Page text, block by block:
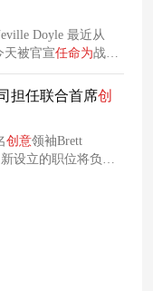
Doyle 最近从
天被官宣任命为战略
动人们的时刻。
担任联合首席创
创意领袖Brett
设立的职位将负责